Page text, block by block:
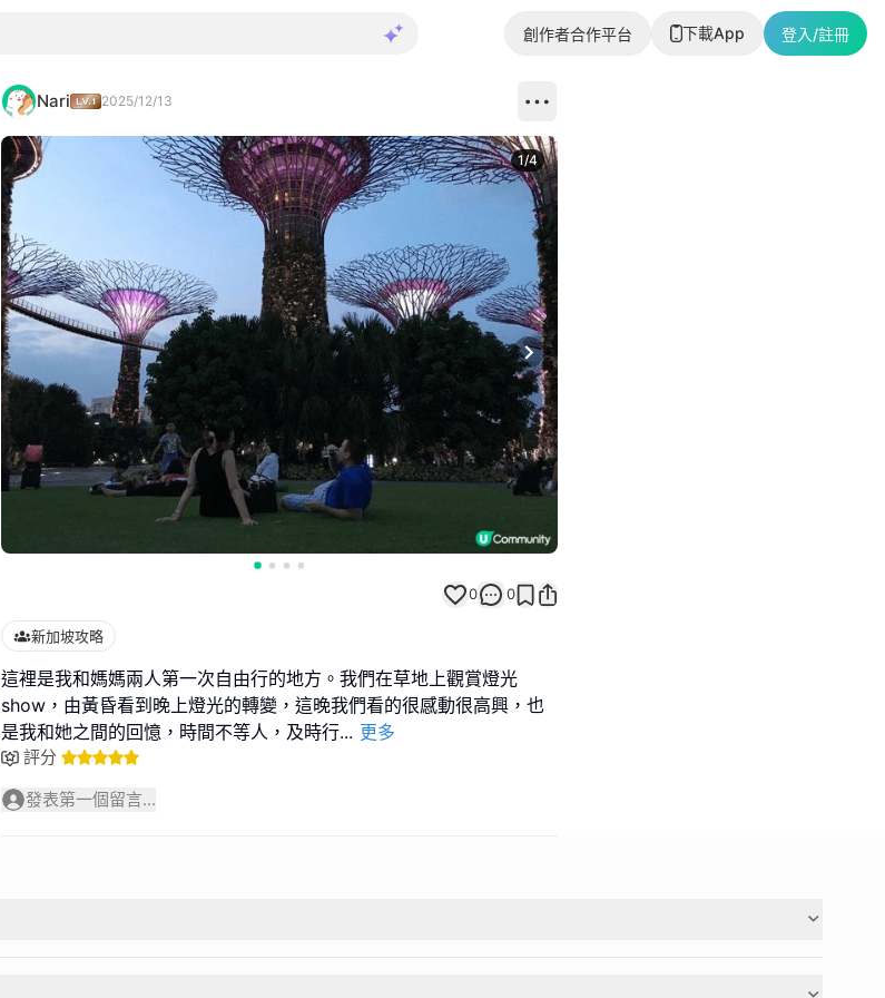
創作者合作平台 下載App 登入/註冊
Nari 2025/12/13
Next slide
1/4
0 0
新加坡攻略
這裡是我和媽媽兩人第一次自由行的地方。我們在草地上觀賞燈光
show，由黃昏看到晚上燈光的轉變，這晚我們看的很感動很高興，也
是我和她之間的回憶，時間不等人，及時行... 更多
評分
發表第一個留言...